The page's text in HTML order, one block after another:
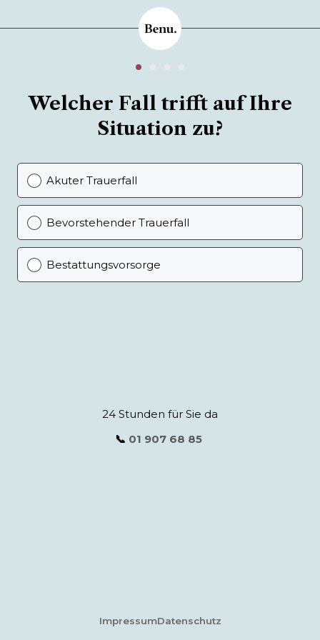
Welcher Fall trifft auf Ihre
Situation zu?
Akuter Trauerfall
Bevorstehender Trauerfall
Bestattungsvorsorge
24 Stunden für Sie da
📞 01 907 68 85
ImpressumDatenschutz